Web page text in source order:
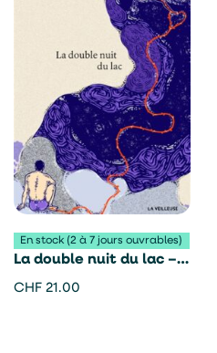
En stock (2 à 7 jours ouvrables)
La double nuit du lac –
Julien Burri
CHF 21.00